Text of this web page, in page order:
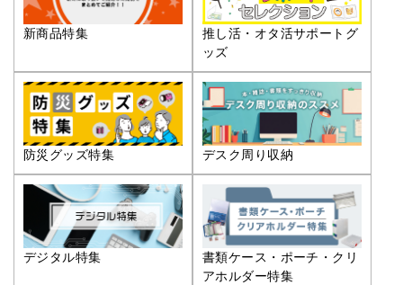
新商品特集
推し活・オタ活サポートグ
ッズ
防災グッズ特集 デスク周り収納
デジタル特集
書類ケース・ポーチ・クリ
アホルダー特集